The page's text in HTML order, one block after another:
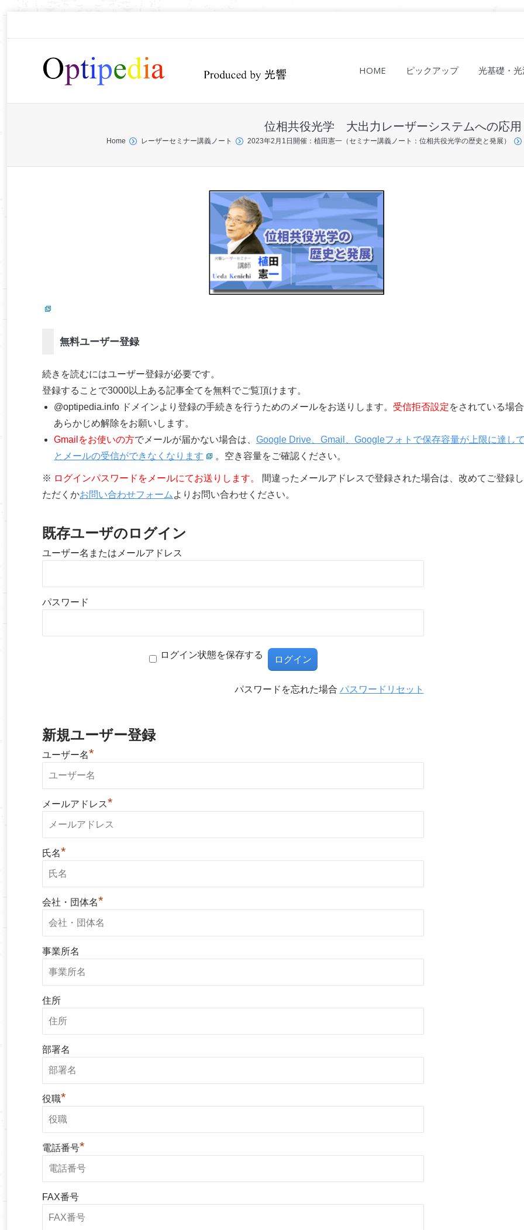
HOME ピックアップ 光基礎・
位相共役光学 大出力レーザーシステムへの応用
Home レーザーセミナー講義ノート 2023年2月1日開催：植田憲一（セミナー講義ノート：位相共役光学の歴史と発展）
無料ユーザー登録
続きを読むにはユーザー登録が必要です。
登録することで3000以上ある記事全てを無料でご覧頂けます。
@optipedia.info ドメインより登録の手続きを行うためのメールをお送りします。 受信拒否設定をされている場
あらかじめ解除をお願いします。
Gmailをお使いの方でメールが届かない場合は、 Google Drive、Gmail、Googleフォトで保存容量が上限に達し
とメールの受信ができなくなります
。空き容量をご確認ください。
※ ログインパスワードをメールにてお送りします。
間違ったメールアドレスで登録された場合は、改めてご登録
ただくかお問い合わせフォーム よりお問い合わせください。
既存ユーザのログイン
ユーザー名またはメールアドレス
パスワード
ログイン状態を保存する
パスワードを忘れた場合 パスワードリセット
新規ユーザー登録
ユーザー名*
メールアドレス*
氏名*
会社・団体名*
事業所名
住所
部署名
役職*
電話番号*
FAX番号